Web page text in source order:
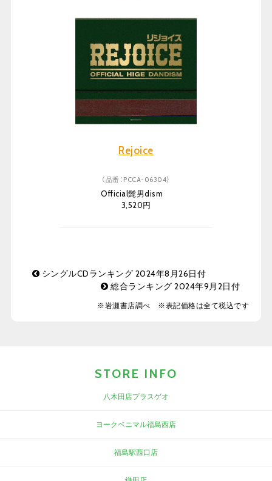
Rejoice
（品番：PCCA-06304）
Official髭男dism
3,520円
シングルCDランキング 2024年8月26日付
総合ランキング 2024年9月2日付
※岩瀬書店調べ ※表記価格は全て税込です
STORE INFO
八木田店プラスゲオ
ヨークベニマル福島西店
福島駅西口店